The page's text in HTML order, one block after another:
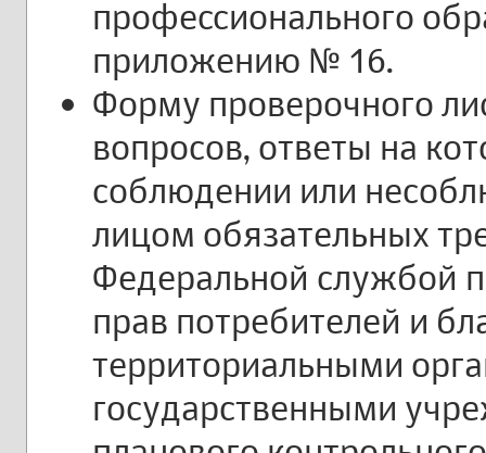
профессионального
приложению № 16.
Форму проверочного
вопросов, ответы на
соблюдении или
лицом обязательных
Федеральной службой
прав потребителей и
территориальными
государственными